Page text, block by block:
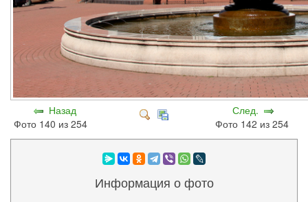
Назад
Фото 140 из 254
След.
Фото 142 из 254
Информация о фото